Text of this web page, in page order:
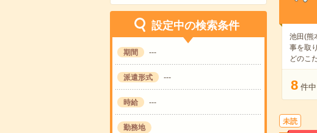
設定中の検索条件
期間 ---
派遣形式 ---
時給 ---
勤務地
池田(熊
事を取
どのこ
8 件中
未読